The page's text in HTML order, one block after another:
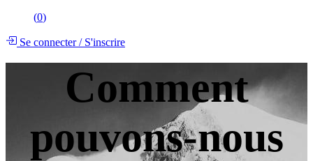
(0)
Se connecter/S'inscrire
Comment
pouvons-nous